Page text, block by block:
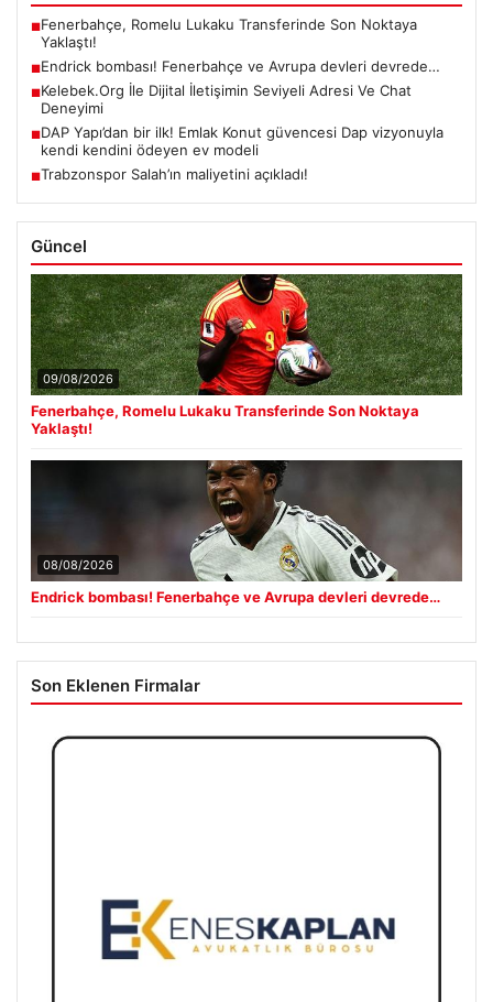
■Fenerbahçe, Romelu Lukaku Transferinde Son Noktaya
Yaklaştı!
■Endrick bombası! Fenerbahçe ve Avrupa devleri devrede…
■Kelebek.Org İle Dijital İletişimin Seviyeli Adresi Ve Chat
Deneyimi
■DAP Yapı’dan bir ilk! Emlak Konut güvencesi Dap vizyonuyla
kendi kendini ödeyen ev modeli
■Trabzonspor Salah’ın maliyetini açıkladı!
Güncel
09/08/2026
Fenerbahçe, Romelu Lukaku Transferinde Son Noktaya
Yaklaştı!
08/08/2026
Endrick bombası! Fenerbahçe ve Avrupa devleri devrede…
Son Eklenen Firmalar